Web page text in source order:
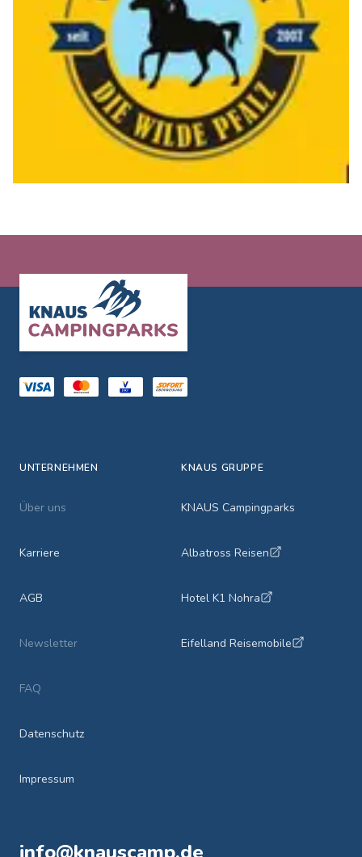
UNTERNEHMEN
Über uns
Karriere
AGB
Newsletter
FAQ
Datenschutz
Impressum
KNAUS GRUPPE
KNAUS Campingparks
Albatross Reisen
Hotel K1 Nohra
Eifelland Reisemobile